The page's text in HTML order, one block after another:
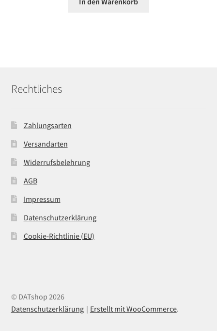
Rechtliches
Zahlungsarten
Versandarten
Widerrufsbelehrung
AGB
Impressum
Datenschutzerklärung
Cookie-Richtlinie (EU)
© DATshop 2026
Datenschutzerklärung
Erstellt mit WooCommerce.